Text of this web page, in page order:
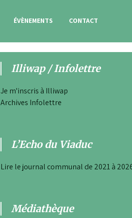
ÉVÈNEMENTS CONTACT
Illiwap / Infolettre
Je m'inscris à Illiwap
Archives Infolettre
L’Echo du Viaduc
Lire le journal communal de 2021 à
Médiathèque